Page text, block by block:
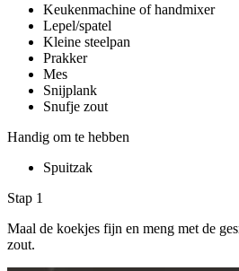
Keukenmachine of handmixer
Lepel/spatel
Kleine steelpan
Prakker
Mes
Snijplank
Snufje zout
Handig om te hebben
Spuitzak
Stap 1
Maal de koekjes fijn en meng met de
zout.